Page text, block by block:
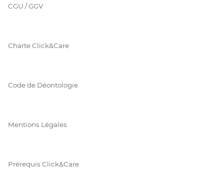
CGU / GGV
Charte Click&Care
Code de Déontologie
Mentions Légales
Prérequis Click&Care